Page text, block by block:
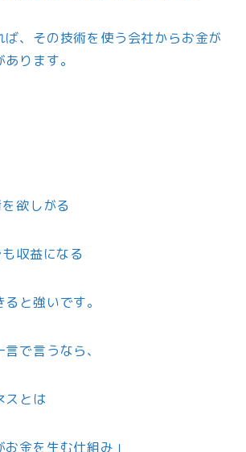
ば、その技術を使う会社からお金が
ります。
欲しがる
収益になる
と強いです。
で言うなら、
スとは
お金を生む仕組み」